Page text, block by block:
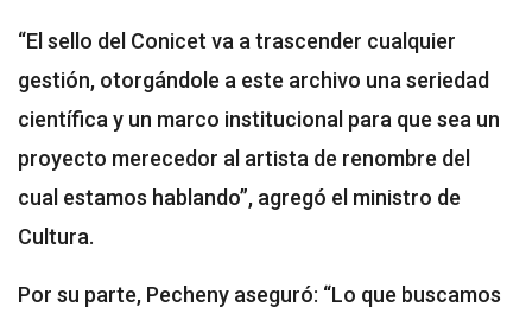
“El sello del Conicet va a trascender cualquier
gestión, otorgándole a este archivo una seriedad
científica y un marco institucional para que sea un
proyecto merecedor al artista de renombre del
cual estamos hablando”, agregó el ministro de
Cultura.
Por su parte, Pecheny aseguró: “Lo que buscamos